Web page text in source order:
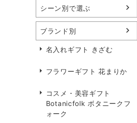
シーン別で選ぶ
ブランド別
名入れギフト きざむ
フラワーギフト 花まりか
コスメ・美容ギフト
Botanicfolk ボタニークフ
ォーク